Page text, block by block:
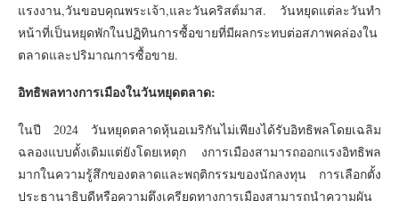
แรงงาน,วันขอบคุณพระเจ้า,และวันคริสต์มาส. วันหยุดแต่ละวันทำ
หน้าที่เป็นหยุดพักในปฏิทินการซื้อขายที่มีผลกระทบต่อสภาพคล่องใน
ตลาดและปริมาณการซื้อขาย.
อิทธิพลทางการเมืองในวันหยุดตลาด:
ในปี 2024 วันหยุดตลาดหุ้นอเมริกันไม่เพียงได้รับอิทธิพลโดยเฉลิม
ฉลองแบบดั้งเดิมแต่ยังโดยเหตุก งการเมืองสามารถออกแรงอิทธิพล
มากในความรู้สึกของตลาดและพฤติกรรมของนักลงทุน การเลือกตั้ง
ประธานาธิบดีหรือความตึงเครียดทางการเมืองสามารถนำความผัน